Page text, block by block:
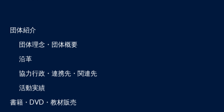
団体紹介
団体理念・団体概要
沿革
協力行政・連携先・関連先
活動実績
書籍・DVD・教材販売